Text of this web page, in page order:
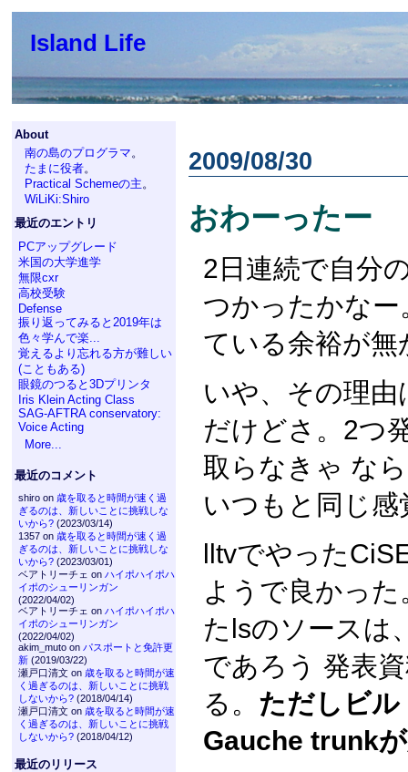
Island Life
About
南の島のプログラマ。
たまに役者。
Practical Schemeの主。
WiLiKi:Shiro
最近のエントリ
PCアップグレード
米国の大学進学
無限cxr
高校受験
Defense
振り返ってみると2019年は
色々学んで楽...
覚えるより忘れる方が難しい
(こともある)
眼鏡のつると3Dプリンタ
Iris Klein Acting Class
SAG-AFTRA conservatory:
Voice Acting
More...
最近のコメント
shiro on 歳を取ると時間が速く過
ぎるのは、新しいことに挑戦しな
いから?(2023/03/14)
1357 on 歳を取ると時間が速く過
ぎるのは、新しいことに挑戦しな
いから?(2023/03/01)
ベアトリーチェ on ハイポハイポハ
イポのシューリンガン
(2022/04/02)
ベアトリーチェ on ハイポハイポハ
イポのシューリンガン
(2022/04/02)
akim_muto on パスポートと免許更
新(2019/03/22)
瀬戸口清文 on 歳を取ると時間が速
く過ぎるのは、新しいことに挑戦
しないから?(2018/04/14)
瀬戸口清文 on 歳を取ると時間が速
く過ぎるのは、新しいことに挑戦
しないから?(2018/04/12)
最近のリリース
2009/08/30
おわーったー
2日連続で自分
つかったかな
ている余裕が無
いや、その理
だけどさ。2つ
取らなきゃ な
いつもと同じ
lltvでやった
ようで良かっ
たlsのソースは
であろう 発表
る。 ただしビル
Gauche trunk